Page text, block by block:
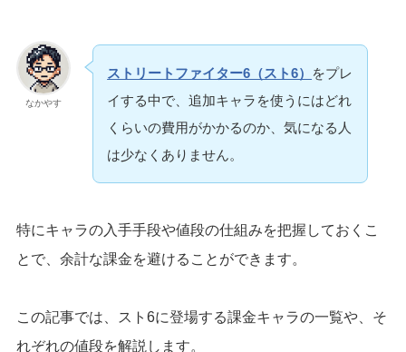
なかやす
ストリートファイター6（スト6）
をプレ
イする中で、追加キャラを使うにはどれ
くらいの費用がかかるのか、気になる人
は少なくありません。
特にキャラの入手手段や値段の仕組みを把握しておくこ
とで、余計な課金を避けることができます。
この記事では、スト6に登場する課金キャラの一覧や、そ
れぞれの値段を解説します。